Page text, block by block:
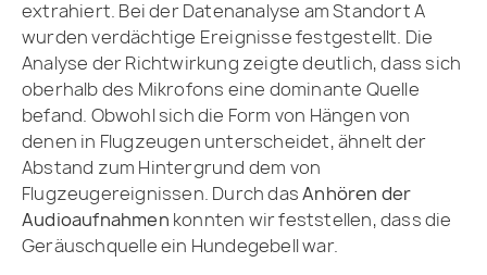
extrahiert. Bei der Datenanalyse am Standort A
wurden verdächtige Ereignisse festgestellt. Die
Analyse der Richtwirkung zeigte deutlich, dass sich
oberhalb des Mikrofons eine dominante Quelle
befand. Obwohl sich die Form von Hängen von
denen in Flugzeugen unterscheidet, ähnelt der
Abstand zum Hintergrund dem von
Flugzeugereignissen. Durch dasAnhören der
Audioaufnahmen konnten wir feststellen, dass die
Geräuschquelle ein Hundegebell war.